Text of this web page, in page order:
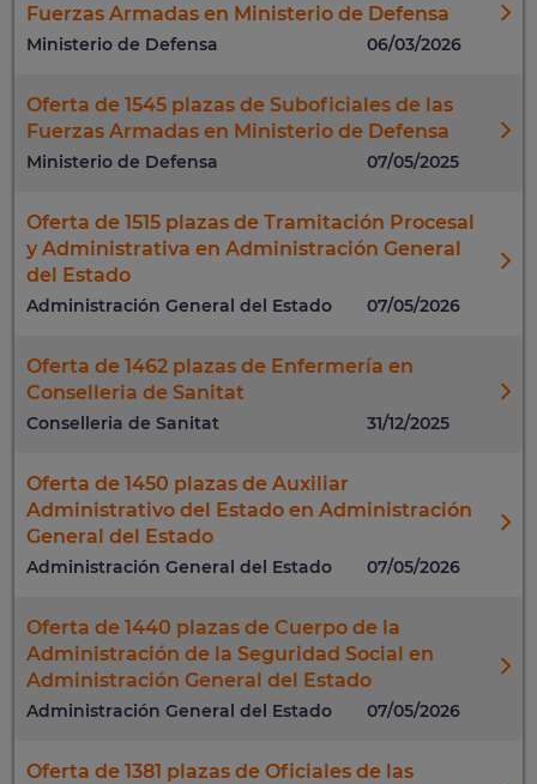
Fuerzas Armadas en Ministerio de Defensa
Ministerio de Defensa 06/03/2026
Oferta de 1545 plazas de Suboficiales de las
Fuerzas Armadas en Ministerio de Defensa
Ministerio de Defensa 07/05/2025
Oferta de 1515 plazas de Tramitación Procesal
y Administrativa en Administración General
del Estado
Administración General del Estado 07/05/2026
Oferta de 1462 plazas de Enfermería en
Conselleria de Sanitat
Conselleria de Sanitat 31/12/2025
Oferta de 1450 plazas de Auxiliar
Administrativo del Estado en Administración
General del Estado
Administración General del Estado 07/05/2026
Oferta de 1440 plazas de Cuerpo de la
Administración de la Seguridad Social en
Administración General del Estado
Administración General del Estado 07/05/2026
Oferta de 1381 plazas de Oficiales de las